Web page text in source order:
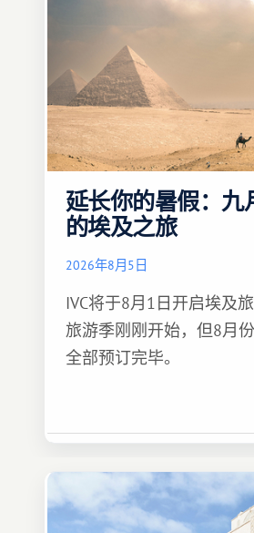
延长你的暑假：九
的埃及之旅
2026年8月5日
IVC将于8月1日开启埃及
旅游季刚刚开始，但8月
全部预订完毕。